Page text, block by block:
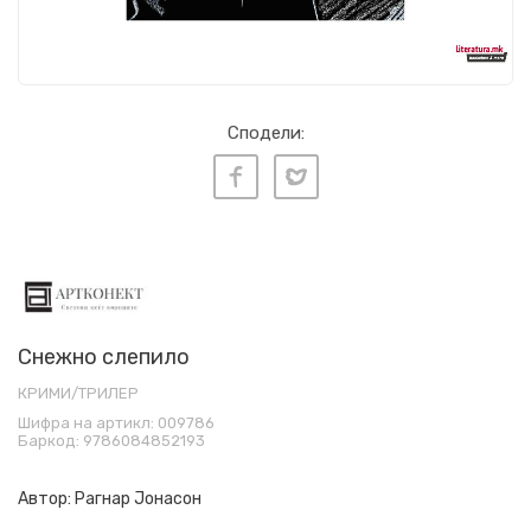
Сподели:
Снежно слепило
КРИМИ/ТРИЛЕР
Шифра на артикл: 009786
Баркод: 9786084852193
Автор: Рагнар Јонасон